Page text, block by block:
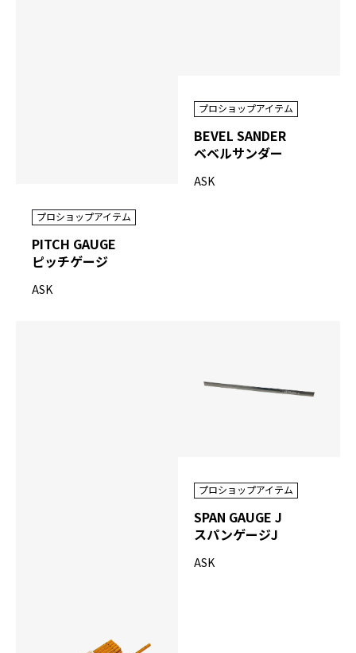
プロショップアイテム
PITCH GAUGE
ピッチゲージ
ASK
プロショップアイテム
BEVEL SANDER
ベベルサンダー
ASK
プロショップアイテム
SPAN GAUGE J
スパンゲージJ
ASK